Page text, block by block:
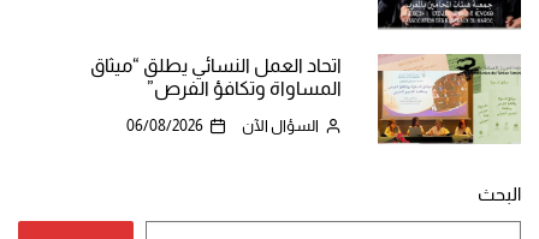
اتحاد العمل النسائي يطلق “ميثاق
المساواة وتكافؤ الفرص”
السؤال الآن 06/08/2026
البحث